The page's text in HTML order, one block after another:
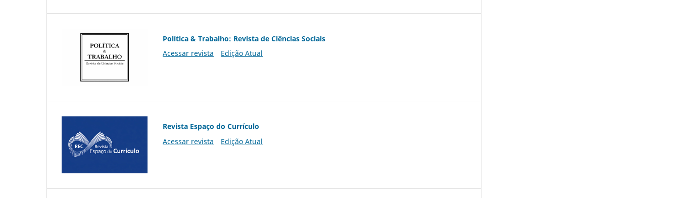
Política & Trabalho: Revista de Ciências Sociais
Acessar revista
Edição Atual
Revista Espaço do Currículo
Acessar revista
Edição Atual